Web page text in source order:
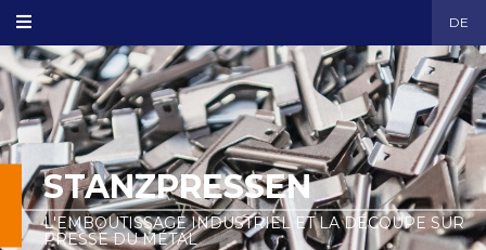
DE
STANZPRESSEN
L'EMBOUTISSAGE INDUSTRIEL ET LA DÉCOUPE SUR
PRESSE DU MÉTAL